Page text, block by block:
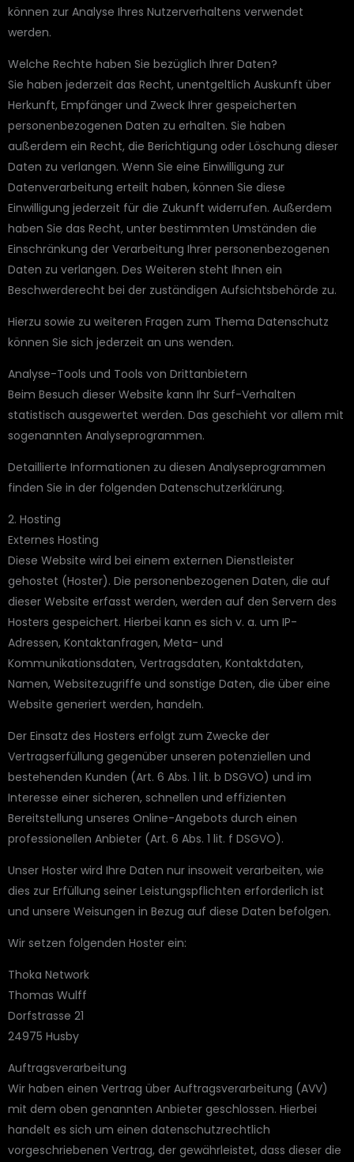
können zur Analyse Ihres Nutzerverhaltens verwendet
werden.
Welche Rechte haben Sie bezüglich Ihrer Daten?
Sie haben jederzeit das Recht, unentgeltlich Auskunft über
Herkunft, Empfänger und Zweck Ihrer gespeicherten
personenbezogenen Daten zu erhalten. Sie haben
außerdem ein Recht, die Berichtigung oder Löschung dieser
Daten zu verlangen. Wenn Sie eine Einwilligung zur
Datenverarbeitung erteilt haben, können Sie diese
Einwilligung jederzeit für die Zukunft widerrufen. Außerdem
haben Sie das Recht, unter bestimmten Umständen die
Einschränkung der Verarbeitung Ihrer personenbezogenen
Daten zu verlangen. Des Weiteren steht Ihnen ein
Beschwerderecht bei der zuständigen Aufsichtsbehörde zu.
Hierzu sowie zu weiteren Fragen zum Thema Datenschutz
können Sie sich jederzeit an uns wenden.
Analyse-Tools und Tools von Dritt­anbietern
Beim Besuch dieser Website kann Ihr Surf-Verhalten
statistisch ausgewertet werden. Das geschieht vor allem mit
sogenannten Analyseprogrammen.
Detaillierte Informationen zu diesen Analyseprogrammen
finden Sie in der folgenden Datenschutzerklärung.
2. Hosting
Externes Hosting
Diese Website wird bei einem externen Dienstleister
gehostet (Hoster). Die personenbezogenen Daten, die auf
dieser Website erfasst werden, werden auf den Servern des
Hosters gespeichert. Hierbei kann es sich v. a. um IP-
Adressen, Kontaktanfragen, Meta- und
Kommunikationsdaten, Vertragsdaten, Kontaktdaten,
Namen, Websitezugriffe und sonstige Daten, die über eine
Website generiert werden, handeln.
Der Einsatz des Hosters erfolgt zum Zwecke der
Vertragserfüllung gegenüber unseren potenziellen und
bestehenden Kunden (Art. 6 Abs. 1 lit. b DSGVO) und im
Interesse einer sicheren, schnellen und effizienten
Bereitstellung unseres Online-Angebots durch einen
professionellen Anbieter (Art. 6 Abs. 1 lit. f DSGVO).
Unser Hoster wird Ihre Daten nur insoweit verarbeiten, wie
dies zur Erfüllung seiner Leistungspflichten erforderlich ist
und unsere Weisungen in Bezug auf diese Daten befolgen.
Wir setzen folgenden Hoster ein:
Thoka Network
Thomas Wulff
Dorfstrasse 21
24975 Husby
Auftragsverarbeitung
Wir haben einen Vertrag über Auftragsverarbeitung (AVV)
mit dem oben genannten Anbieter geschlossen. Hierbei
handelt es sich um einen datenschutzrechtlich
vorgeschriebenen Vertrag, der gewährleistet, dass dieser die